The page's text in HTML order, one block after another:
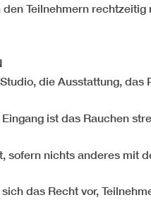
Teilnehmern rechtzeitig
die Ausstattung,
ist das Rauchen
sofern nichts anderes mit
das Recht vor,